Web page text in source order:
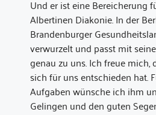
Und er ist eine Bereicherung
Albertinen Diakonie. In der
Brandenburger
verwurzelt und passt mit
genau zu uns. Ich freue mich,
sich für uns entschieden hat.
Aufgaben wünsche ich ihm
Gelingen und den guten